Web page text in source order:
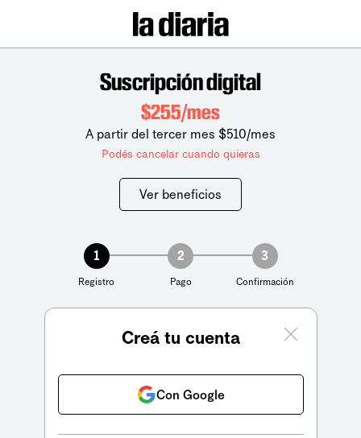
Suscripción digital
$255/mes
A partir del tercer mes $510/mes
Podés cancelar cuando quieras
Ver beneficios
1
Registro
2
Pago
3
Confirmación
Creá tu cuenta
Con Google